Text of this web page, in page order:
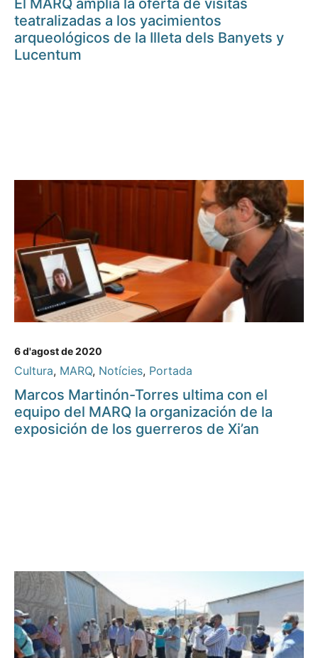
El MARQ amplía la oferta de visitas
teatralizadas a los yacimientos
arqueológicos de la Illeta dels Banyets y
Lucentum
6 d'agost de 2020
Cultura, MARQ, Notícies, Portada
Marcos Martinón-Torres ultima con el
equipo del MARQ la organización de la
exposición de los guerreros de Xi’an